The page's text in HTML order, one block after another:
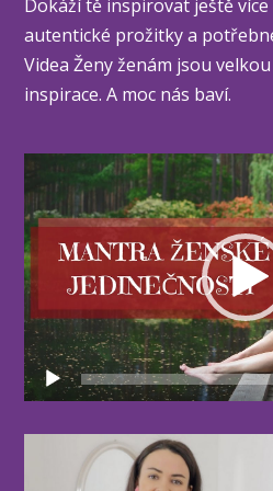
Dokáží tě inspirovat ještě
autentické prožitky a
Videa Ženy ženám jsou
inspirace. A moc nás baví.
Video
přehrávač
přehrávač